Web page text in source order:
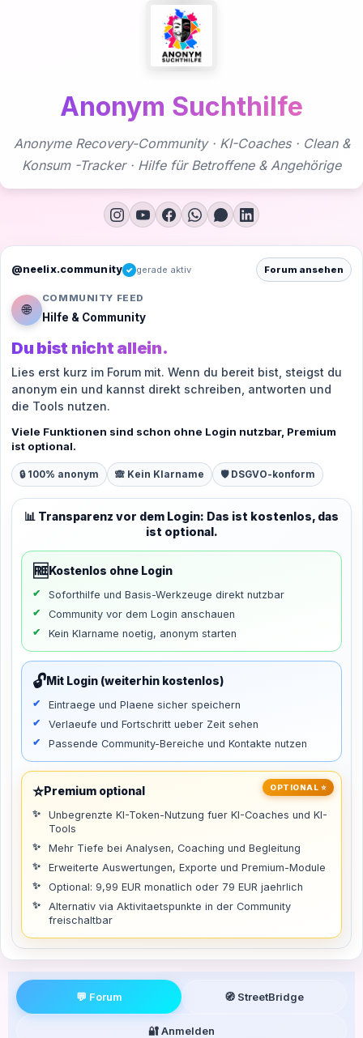
Anonym Suchthilfe
Anonyme Recovery-Community · KI-Coaches · Clean &
Konsum -Tracker · Hilfe für Betroffene & Angehörige
@neelix.community ✓ gerade aktiv Forum ansehen
🌐
COMMUNITY FEED
Hilfe & Community
Du bist nicht allein.
Lies erst kurz im Forum mit. Wenn du bereit bist, steigst du
anonym ein und kannst direkt schreiben, antworten und
die Tools nutzen.
Viele Funktionen sind schon ohne Login nutzbar, Premium
ist optional.
🔒 100% anonym 🙈 Kein Klarname 🛡️ DSGVO-konform
📊 Transparenz vor dem Login: Das ist kostenlos, das
ist optional.
🆓 Kostenlos ohne Login
Soforthilfe und Basis-Werkzeuge direkt nutzbar
Community vor dem Login anschauen
Kein Klarname noetig, anonym starten
🔓Mit Login (weiterhin kostenlos)
Eintraege und Plaene sicher speichern
Verlaeufe und Fortschritt ueber Zeit sehen
Passende Community-Bereiche und Kontakte nutzen
OPTIONAL ⭐
⭐Premium optional
Unbegrenzte KI-Token-Nutzung fuer KI-Coaches und KI-
Tools
Mehr Tiefe bei Analysen, Coaching und Begleitung
Erweiterte Auswertungen, Exporte und Premium-Module
Optional: 9,99 EUR monatlich oder 79 EUR jaehrlich
Alternativ via Aktivitaetspunkte in der Community
freischaltbar
💬 Forum 🧭 StreetBridge
🔐 Anmelden